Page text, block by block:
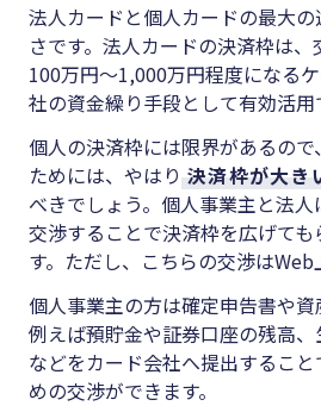
法人カードと個人カードの最大
さです。法人カードの決済枠は
100万円～1,000万円程度になる
社の資金繰り手段として有効活用
個人の決済枠には限界があるの
ためには、やはり 決済枠が大き
べきでしょう。個人事業主と法
交渉することで決済枠を広げて
す。ただし、こちらの交渉はWeb
個人事業主の方は確定申告書や資
例えば預貯金や証券口座の残高
などをカード会社へ提出するこ
めの交渉ができます。